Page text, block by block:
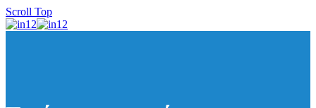
Scroll Top